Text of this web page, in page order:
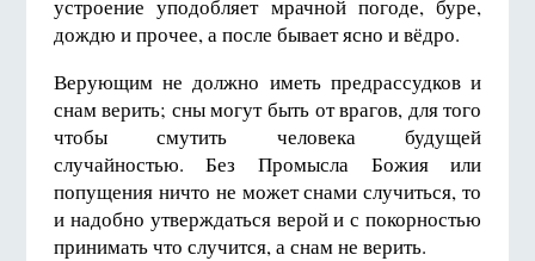
устроение уподобляет мрачной погоде, буре,
дождю и прочее, а после бывает ясно и вёдро.
Верующим не должно иметь предрассудков и
снам верить; сны могут быть от врагов, для того
чтобы смутить человека будущей
случайностью. Без Промысла Божия или
попущения ничто не может снами случиться, то
и надобно утверждаться верой и с покорностью
принимать что случится, а снам не верить.